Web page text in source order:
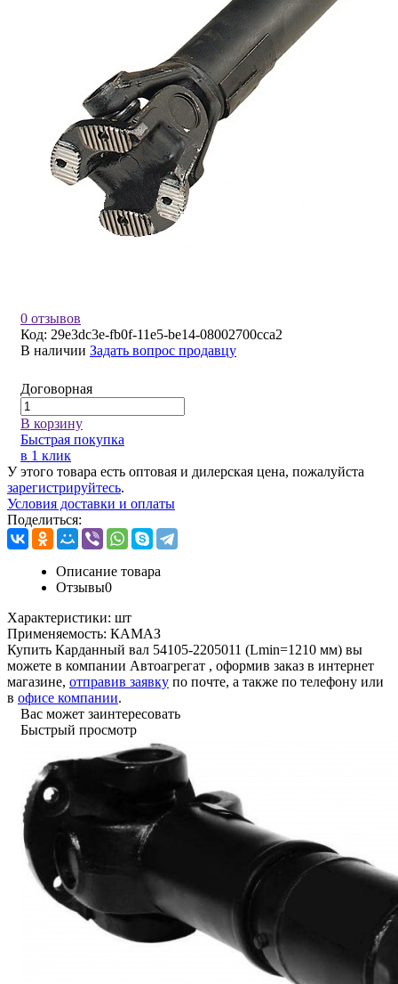
0 отзывов
Код: 29e3dc3e-fb0f-11e5-be14-08002700cca2
В наличии Задать вопрос продавцу
Договорная
В корзину
Быстрая покупка
в 1 клик
У этого товара есть оптовая и дилерская цена, пожалуйста
зарегистрируйтесь.
Условия доставки и оплаты
Поделиться:
Описание товара
Отзывы0
Характеристики: шт
Применяемость: КАМАЗ
Купить Карданный вал 54105-2205011 (Lmin=1210 мм) вы
можете в компании Автоагрегат , оформив заказ в интернет
магазине, отправив заявку по почте, а также по телефону или
в офисе компании.
Вас может заинтересовать
Быстрый просмотр